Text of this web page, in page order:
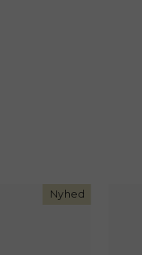
Nyhed